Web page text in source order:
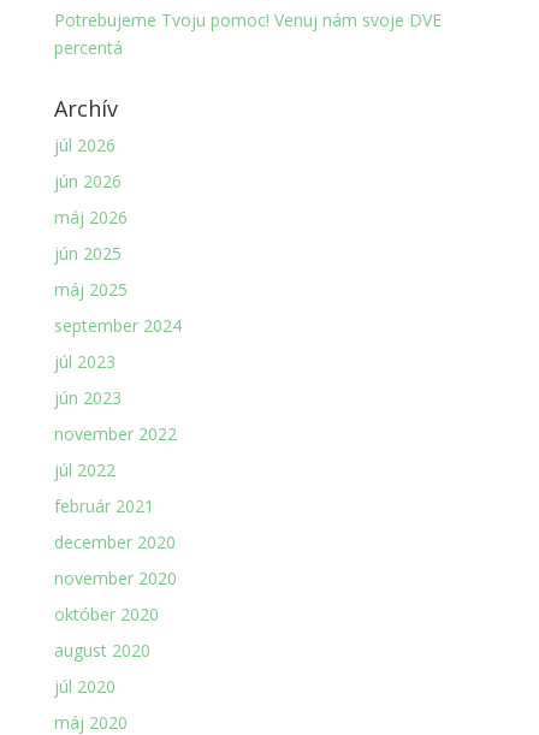
Potrebujeme Tvoju pomoc! Venuj nám svoje DVE
percentá
Archív
júl 2026
jún 2026
máj 2026
jún 2025
máj 2025
september 2024
júl 2023
jún 2023
november 2022
júl 2022
február 2021
december 2020
november 2020
október 2020
august 2020
júl 2020
máj 2020